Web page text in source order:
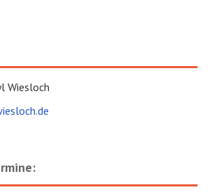
Wiesloch